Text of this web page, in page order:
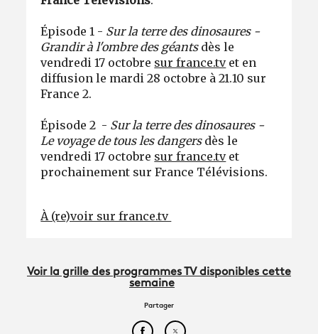
Épisode 1 - Sur la terre des dinosaures -
Grandir à l'ombre des géants dès le
vendredi 17 octobre sur france.tvet en
diffusion le mardi 28 octobre à 21.10 sur
France 2.
Épisode 2 - Sur la terre des dinosaures -
Le voyage de tous les dangersdès le
vendredi 17 octobre sur france.tvet
prochainement sur France Télévisions.
À (re)voir sur france.tv
Voir la grille des programmes TV disponibles cette
semaine
Partager